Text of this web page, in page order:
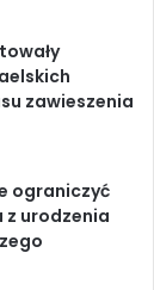
zawieszenia
ograniczyć
urodzenia